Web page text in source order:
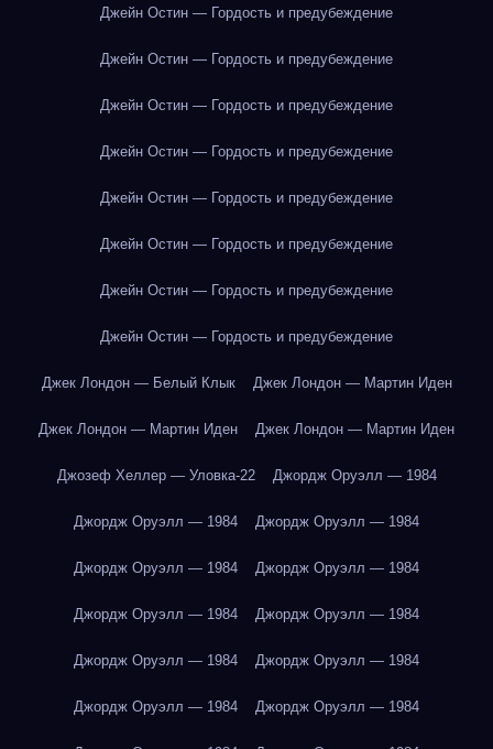
Джейн Остин — Гордость и предубеждение
Джейн Остин — Гордость и предубеждение
Джейн Остин — Гордость и предубеждение
Джейн Остин — Гордость и предубеждение
Джейн Остин — Гордость и предубеждение
Джейн Остин — Гордость и предубеждение
Джейн Остин — Гордость и предубеждение
Джейн Остин — Гордость и предубеждение
Джек Лондон — Белый Клык Джек Лондон — Мартин Иден
Джек Лондон — Мартин Иден Джек Лондон — Мартин Иден
Джозеф Хеллер — Уловка-22 Джордж Оруэлл — 1984
Джордж Оруэлл — 1984 Джордж Оруэлл — 1984
Джордж Оруэлл — 1984 Джордж Оруэлл — 1984
Джордж Оруэлл — 1984 Джордж Оруэлл — 1984
Джордж Оруэлл — 1984 Джордж Оруэлл — 1984
Джордж Оруэлл — 1984 Джордж Оруэлл — 1984